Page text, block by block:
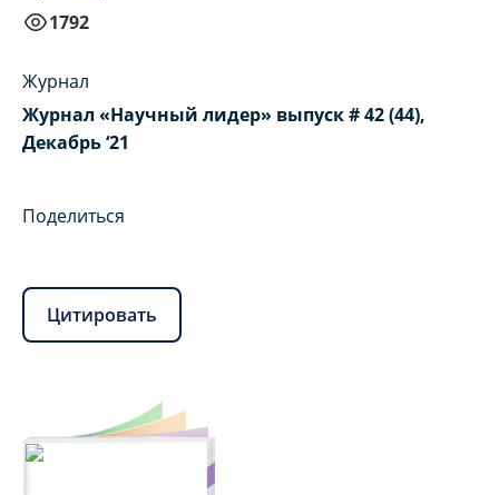
1792
Журнал
Журнал «Научный лидер» выпуск # 42 (44),
Декабрь ‘21
Поделиться
Цитировать